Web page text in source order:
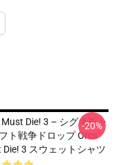
Die! 3 – シグネチャ
ト戦争ドロップ Orcs
Die! 3 スウェットシャツ
-20%